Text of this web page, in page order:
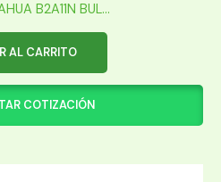
B2A11N BUL...
AL CARRITO
COTIZACIÓN